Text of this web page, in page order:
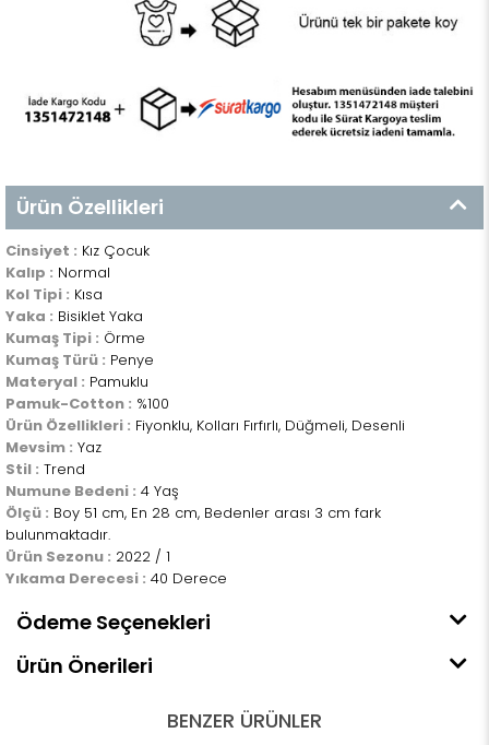
Ürün Özellikleri
Cinsiyet : Kız Çocuk
Kalıp : Normal
Kol Tipi : Kısa
Yaka : Bisiklet Yaka
Kumaş Tipi : Örme
Kumaş Türü : Penye
Materyal : Pamuklu
Pamuk-Cotton : %100
Ürün Özellikleri : Fiyonklu, Kolları Fırfırlı, Düğmeli, Desenli
Mevsim : Yaz
Stil : Trend
Numune Bedeni : 4 Yaş
Ölçü : Boy 51 cm, En 28 cm, Bedenler arası 3 cm fark
bulunmaktadır.
Ürün Sezonu : 2022 / 1
Yıkama Derecesi : 40 Derece
Ödeme Seçenekleri
Ürün Önerileri
BENZER ÜRÜNLER